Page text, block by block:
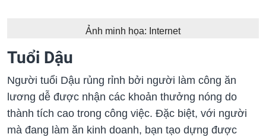
Ảnh minh họa: Internet
Tuổi Dậu
Người tuổi Dậu rủng rỉnh bởi người làm công ăn
lương dễ được nhận các khoản thưởng nóng do
thành tích cao trong công việc. Đặc biệt, với người
mà đang làm ăn kinh doanh, bạn tạo dựng được